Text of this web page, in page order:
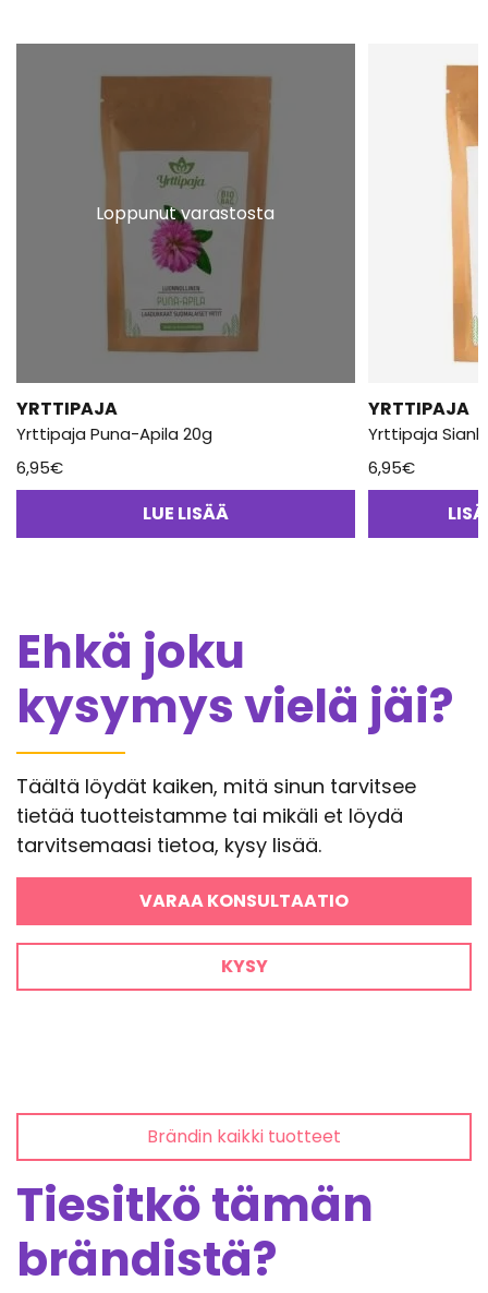
Loppunut varastosta
YRTTIPAJA
Yrttipaja Puna-Apila 20g
6,95€
LUE LISÄÄ
YRTTIPAJA
Yrttipaja
6,95€
Ehkä joku
kysymys vielä jäi?
Täältä löydät kaiken, mitä sinun tarvitsee
tietää tuotteistamme tai mikäli et löydä
tarvitsemaasi tietoa, kysy lisää.
VARAA KONSULTAATIO
KYSY
Brändin kaikki tuotteet
Tiesitkö tämän
brändistä?